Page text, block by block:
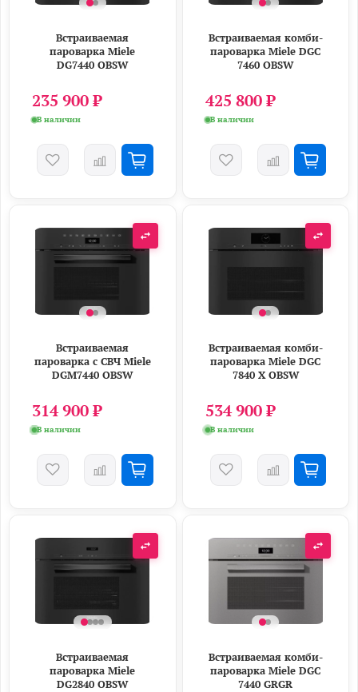
Встраиваемая
пароварка Miele
DG7440 OBSW
235 900 ₽
В наличии
Встраиваемая комби-
пароварка Miele DGC
7460 OBSW
425 800 ₽
В наличии
Встраиваемая
пароварка с СВЧ Miele
DGM7440 OBSW
314 900 ₽
В наличии
Встраиваемая комби-
пароварка Miele DGC
7840 X OBSW
534 900 ₽
В наличии
Встраиваемая
пароварка Miele
DG2840 OBSW
Встраиваемая комби-
пароварка Miele DGC
7440 GRGR